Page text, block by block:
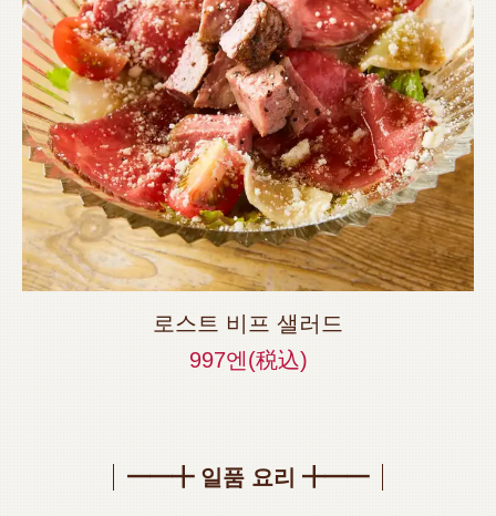
로스트 비프 샐러드
997엔 (税込)
━━╋ 일품 요리 ╋━━